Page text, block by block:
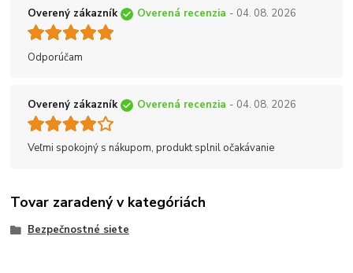
Overený zákazník Overená recenzia - 04. 08. 2026
Odporúčam
Overený zákazník Overená recenzia - 04. 08. 2026
Veľmi spokojný s nákupom, produkt splnil očakávanie
Tovar zaradený v kategóriách
Bezpečnostné siete